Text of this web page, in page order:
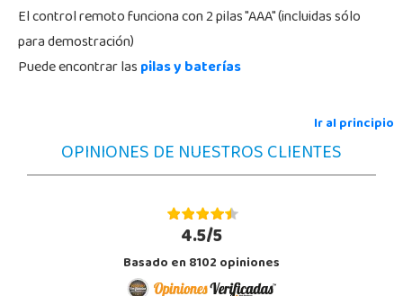
El control remoto funciona con 2 pilas "AAA" (incluidas sólo
para demostración)
Puede encontrar laspilas y baterías
Ir al principio
OPINIONES DE NUESTROS CLIENTES
4.5/5
Basado en 8102 opiniones